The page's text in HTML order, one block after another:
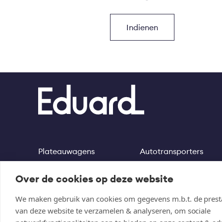
Over de cookies op deze website
We maken gebruik van cookies om gegevens m.b.t. de
van deze website te verzamelen & analyseren, om sociale
Footer
Plateauwagens Autotransporters